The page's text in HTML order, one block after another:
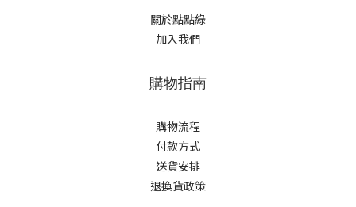
關於點點綠
加入我們
購物指南
購物流程
付款方式
送貨安排
退換貨政策